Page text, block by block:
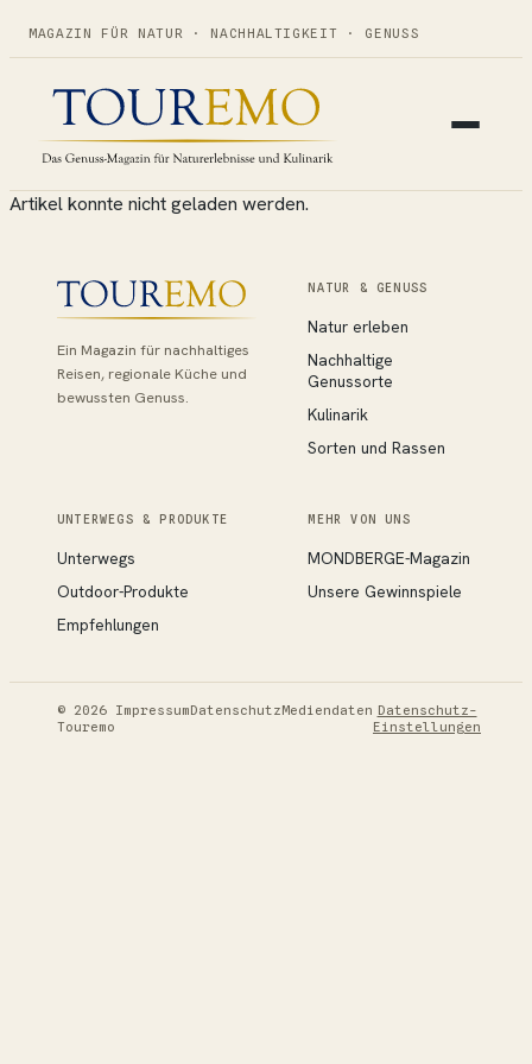
MAGAZIN FÜR NATUR · NACHHALTIGKEIT · GENUSS
Artikel konnte nicht geladen werden.
Ein Magazin für nachhaltiges
Reisen, regionale Küche und
bewussten Genuss.
NATUR & GENUSS
Natur erleben
Nachhaltige
Genussorte
Kulinarik
Sorten und Rassen
UNTERWEGS & PRODUKTE
Unterwegs
Outdoor-Produkte
Empfehlungen
MEHR VON UNS
MONDBERGE-Magazin
Unsere Gewinnspiele
© 2026
Touremo
ImpressumDatenschutzMediendaten Datenschutz-
Einstellungen